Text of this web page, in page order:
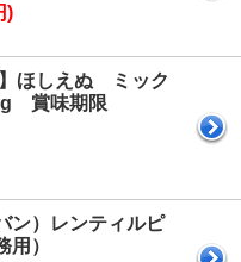
)
】ほしえぬ ミック
賞味期限
ン）レンティルピ
）